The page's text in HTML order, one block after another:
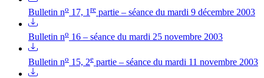
Bulletin no 17, 1 re partie – séance du mardi 9 décembre 2003
Bulletin no 16 – séance du mardi 25 novembre 2003
Bulletin no 15, 2e partie – séance du mardi 11 novembre 2003